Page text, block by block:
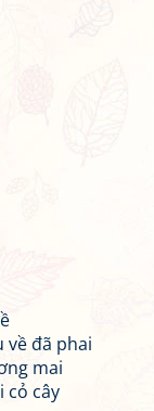
về đã phai
mai
cỏ cây